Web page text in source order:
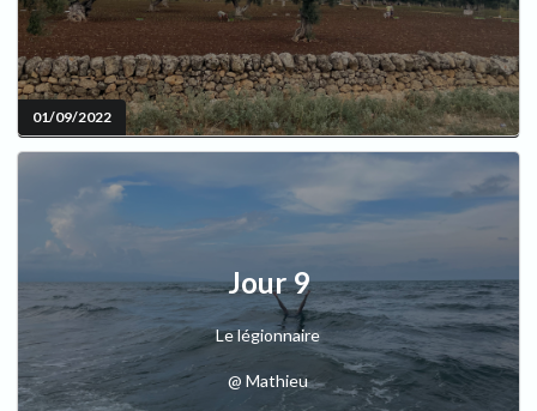
01/09/2022
Jour 9
Le légionnaire
@ Mathieu